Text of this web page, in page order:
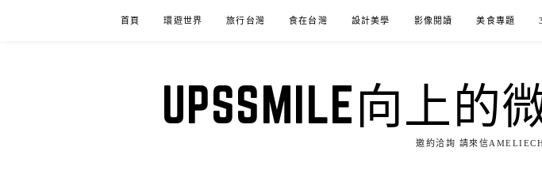
首頁 環遊世界 旅行台灣 食在台灣 設計美學 影像閱讀 美食專題
UPSSMILE向上
邀約洽詢 請來信